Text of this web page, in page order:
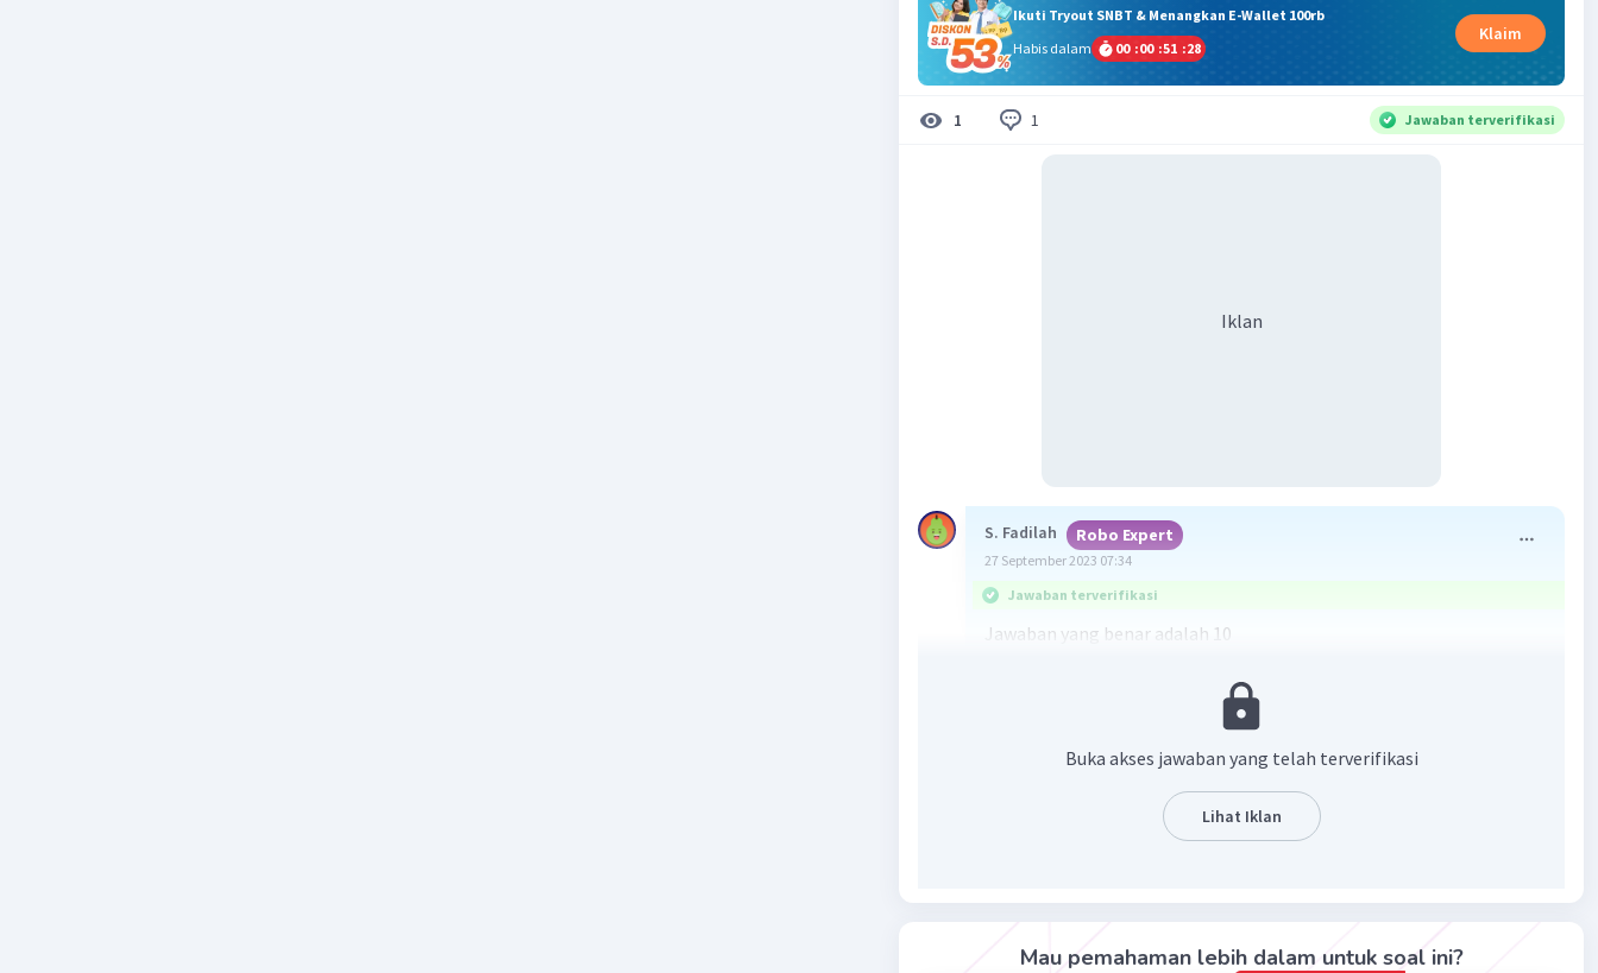
Ikuti Tryout SNBT & Menangkan E-Wallet 100rb
Habis dalam
00 :00 :51 :27
Klaim
1 1 Jawaban terverifikasi
Iklan
S. Fadilah Robo Expert
27 September 2023 07:34
Jawaban terverifikasi
Jawaban yang benar adalah 10
Untuk menentukan jangkauan interquartil (IQR) perlu menghitung
kuartil pertama (Q1) dan kuartil ketiga (Q3) terlebih dahulu. Setelah
itu, IQR dapat dihitung sebagai selisih antara Q3 dan Q1.
Langkah pertama adalah mengurutkan data:
Selanjutnya, kita akan menghitung Q1 dan Q3. Q1 adalah nilai tengah
Buka akses jawaban yang telah terverifikasi
Lihat Iklan
Mau pemahaman lebih dalam untuk soal ini?